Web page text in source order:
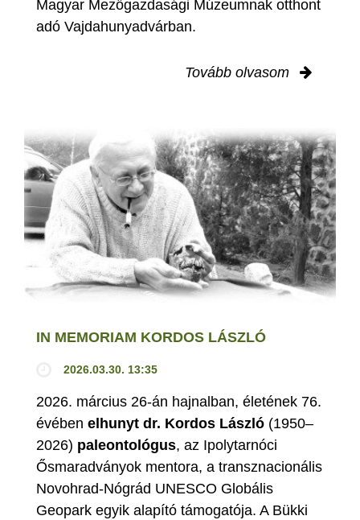
Magyar Mezőgazdasági Múzeumnak otthont
adó Vajdahunyadvárban.
Tovább olvasom
IN MEMORIAM KORDOS LÁSZLÓ
2026.03.30. 13:35
2026. március 26-án hajnalban, életének 76.
évében elhunyt dr. Kordos László (1950–
2026) paleontológus, az Ipolytarnóci
Ősmaradványok mentora, a transznacionális
Novohrad-Nógrád UNESCO Globális
Geopark egyik alapító támogatója. A Bükki